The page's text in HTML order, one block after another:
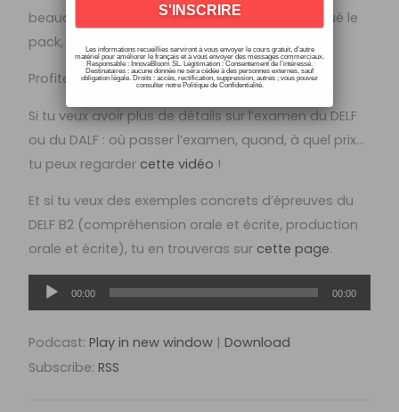
beaucoup plus en détail comment est constitué le
pack, de quoi est-ce qu’il est constitué, etc.
Profites-en ! À bientôt !
Si tu veux avoir plus de détails sur l’examen du DELF
ou du DALF : où passer l’examen, quand, à quel prix…
tu peux regarder cette vidéo !
Et si tu veux des exemples concrets d’épreuves du
DELF B2 (compréhension orale et écrite, production
orale et écrite), tu en trouveras sur cette page.
Lecteur
audio
00:00 00:00
Podcast:Play in new window |Download
Subscribe:RSS
Les informations recueillies serviront à vous envoyer le cours gratuit, d’autre
matériel pour améliorer le français et à vous envoyer des messages commerciaux.
Responsable : InnovaBloom SL. Légitimation : Consentement de l’intéressé.
Destinataires : aucune donnée ne sera cédée à des personnes externes, sauf
obligation légale. Droits : accès, rectification, suppression, autres ; vous pouvez
consulter notre Politique de Confidentialité.